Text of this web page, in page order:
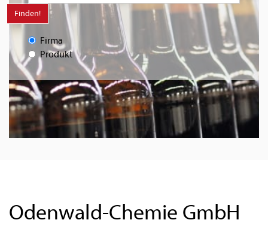
Finden!
Firma
Produkt
Odenwald-Chemie GmbH